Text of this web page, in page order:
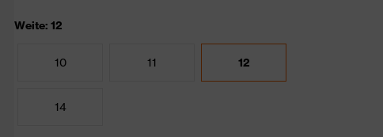
Weite: 12
10 11 12
14